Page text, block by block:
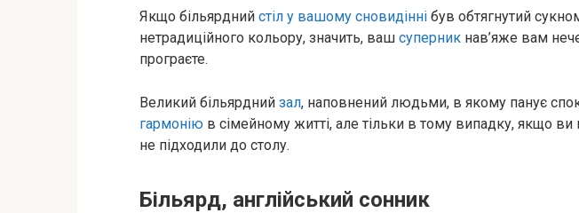
Якщо більярдний стіл у вашому сновидінні був обтягнутий
нетрадиційного кольору, значить, ваш суперник нав’яже вам
програєте.
Великий більярдний зал, наповнений людьми, в якому панує
гармонію в сімейному житті, але тільки в тому випадку, якщо ви
не підходили до столу.
Більярд, англійський сонник